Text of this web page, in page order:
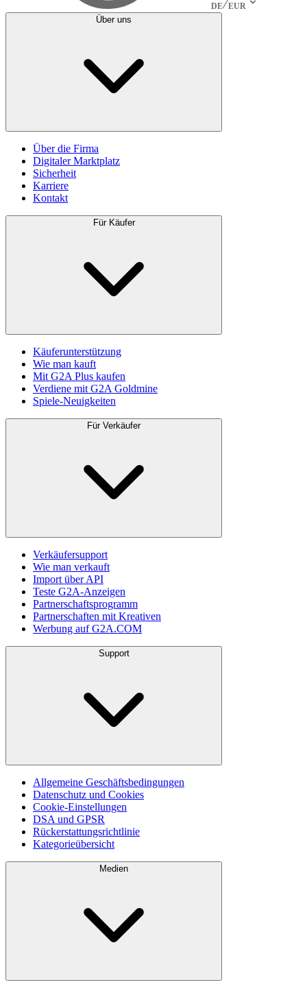
DE EUR
Über uns
Über die Firma
Digitaler Marktplatz
Sicherheit
Karriere
Kontakt
Für Käufer
Käuferunterstützung
Wie man kauft
Mit G2A Plus kaufen
Verdiene mit G2A Goldmine
Spiele-Neuigkeiten
Für Verkäufer
Verkäufersupport
Wie man verkauft
Import über API
Teste G2A-Anzeigen
Partnerschaftsprogramm
Partnerschaften mit Kreativen
Werbung auf G2A.COM
Support
Allgemeine Geschäftsbedingungen
Datenschutz und Cookies
Cookie-Einstellungen
DSA und GPSR
Rückerstattungsrichtlinie
Kategorieübersicht
Medien